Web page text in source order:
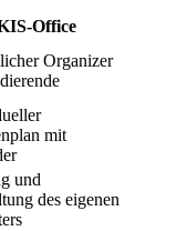
Office
Organizer
mit
und
des eigenen